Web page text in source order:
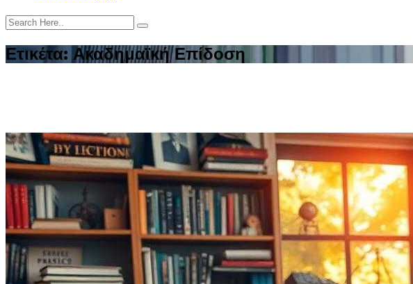
Ετικέτα: Ακαδημαϊκή Επίδοση